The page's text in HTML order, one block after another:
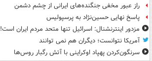
راز عبور مخفی جنگنده‌های ایرانی از چشم دشمن
پاسخ نهایی حسین‌نژاد به پرسپولیس
مزدور اینترنشنال: اسرائیل تنها متحد مردم ایران است!
آمریکا نتوانست؛ دیگران هم نمی توانند
سرنگون‌کردن پهپاد اوکراینی با آتش رگبار روس‌ها